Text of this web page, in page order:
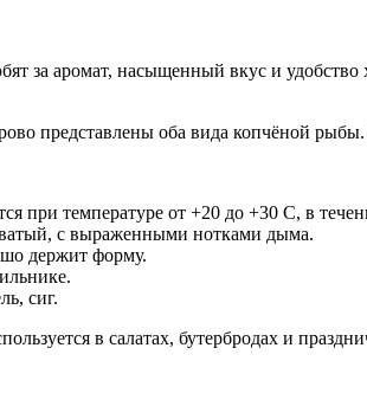
за аромат, насыщенный вкус и
оба вида копчёной рыбы.
при температуре от +20 до +30 C, в
с выраженными нотками дыма.
держит форму.
сиг.
в салатах, бутербродах и